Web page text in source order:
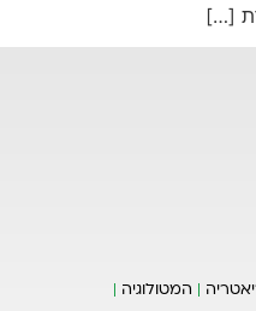
[…]
המטולוגיה